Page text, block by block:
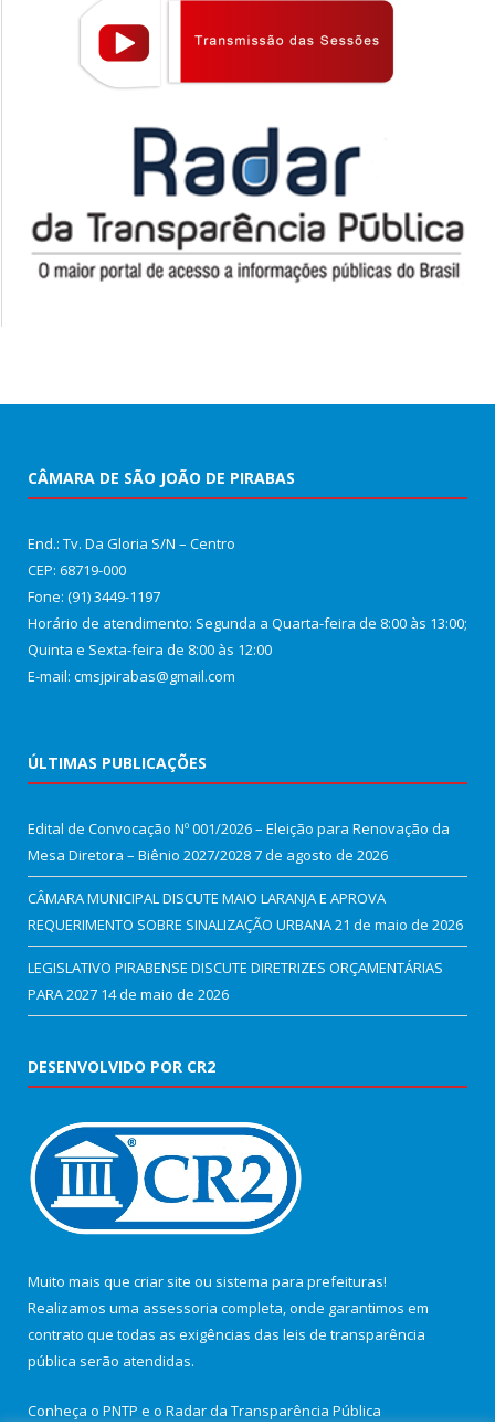
CÂMARA DE SÃO JOÃO DE PIRABAS
End.: Tv. Da Gloria S/N – Centro
CEP: 68719-000
Fone: (91) 3449-1197
Horário de atendimento: Segunda a Quarta-feira de 8:00 às 13:00;
Quinta e Sexta-feira de 8:00 às 12:00
E-mail: cmsjpirabas@gmail.com
ÚLTIMAS PUBLICAÇÕES
Edital de Convocação Nº 001/2026 – Eleição para Renovação da
Mesa Diretora – Biênio 2027/20287 de agosto de 2026
CÂMARA MUNICIPAL DISCUTE MAIO LARANJA E APROVA
REQUERIMENTO SOBRE SINALIZAÇÃO URBANA21 de maio de 2026
LEGISLATIVO PIRABENSE DISCUTE DIRETRIZES ORÇAMENTÁRIAS
PARA 2027 14 de maio de 2026
DESENVOLVIDO POR CR2
Muito mais que criar site ou sistema para prefeituras!
Realizamos uma assessoria completa, onde garantimos em
contrato que todas as exigências das leis de transparência
pública serão atendidas.
Conheça o PNTP e o Radar da Transparência Pública